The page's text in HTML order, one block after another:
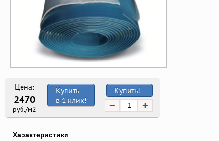
Цена:
2470
руб./м2
Купить!
− +
Купить
в 1 клик!
Характеристики